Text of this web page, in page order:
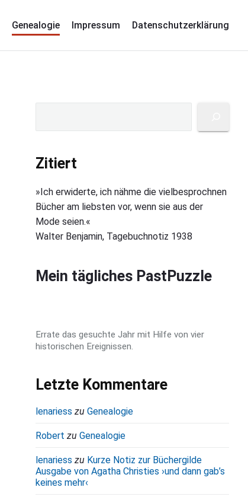
Genealogie Impressum Datenschutzerklärung
e
Zitiert
»Ich erwiderte, ich nähme die vielbesprochnen
Bücher am liebsten vor, wenn sie aus der
Mode seien.«
Walter Benjamin, Tagebuchnotiz 1938
Mein tägliches PastPuzzle
Errate das gesuchte Jahr mit Hilfe von vier
historischen Ereignissen.
Letzte Kommentare
lenariess zuGenealogie
Robert zuGenealogie
lenariess zu Kurze Notiz zur Büchergilde
Ausgabe von Agatha Christies ›und dann gab’s
keines mehr‹